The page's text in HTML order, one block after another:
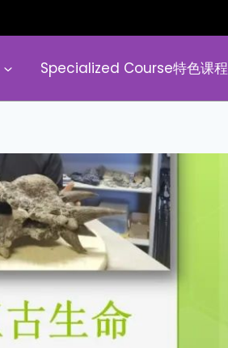
Specialized Course特色课程